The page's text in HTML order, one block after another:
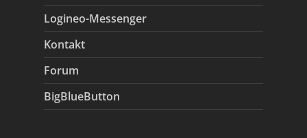
Logineo-Messenger
Kontakt
Forum
BigBlueButton